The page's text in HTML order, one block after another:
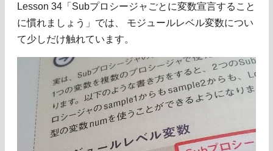
Lesson 34「Subプロシージャごとに変数宣言すること
に慣れましょう」では、 モジュールレベル変数につい
て少しだけ触れています。